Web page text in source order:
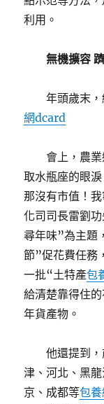
利用。
無機擴容
年頭歲末
網dcard
會上，農
取水瓶座的眼淚
那沒有市值！
化司司長雷劉
尋年味”為主題
節”促花費任務
一批“土特產包
給清楚靠得住
年貨產物。
他還提到
津、河北、黑
京、成都等包